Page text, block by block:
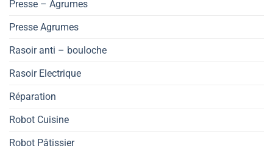
Presse – Agrumes
Presse Agrumes
Rasoir anti – bouloche
Rasoir Electrique
Réparation
Robot Cuisine
Robot Pâtissier